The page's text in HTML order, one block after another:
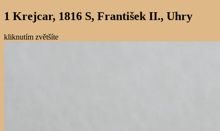
1 Krejcar, 1816 S, František II., Uhry
kliknutím zvětšíte